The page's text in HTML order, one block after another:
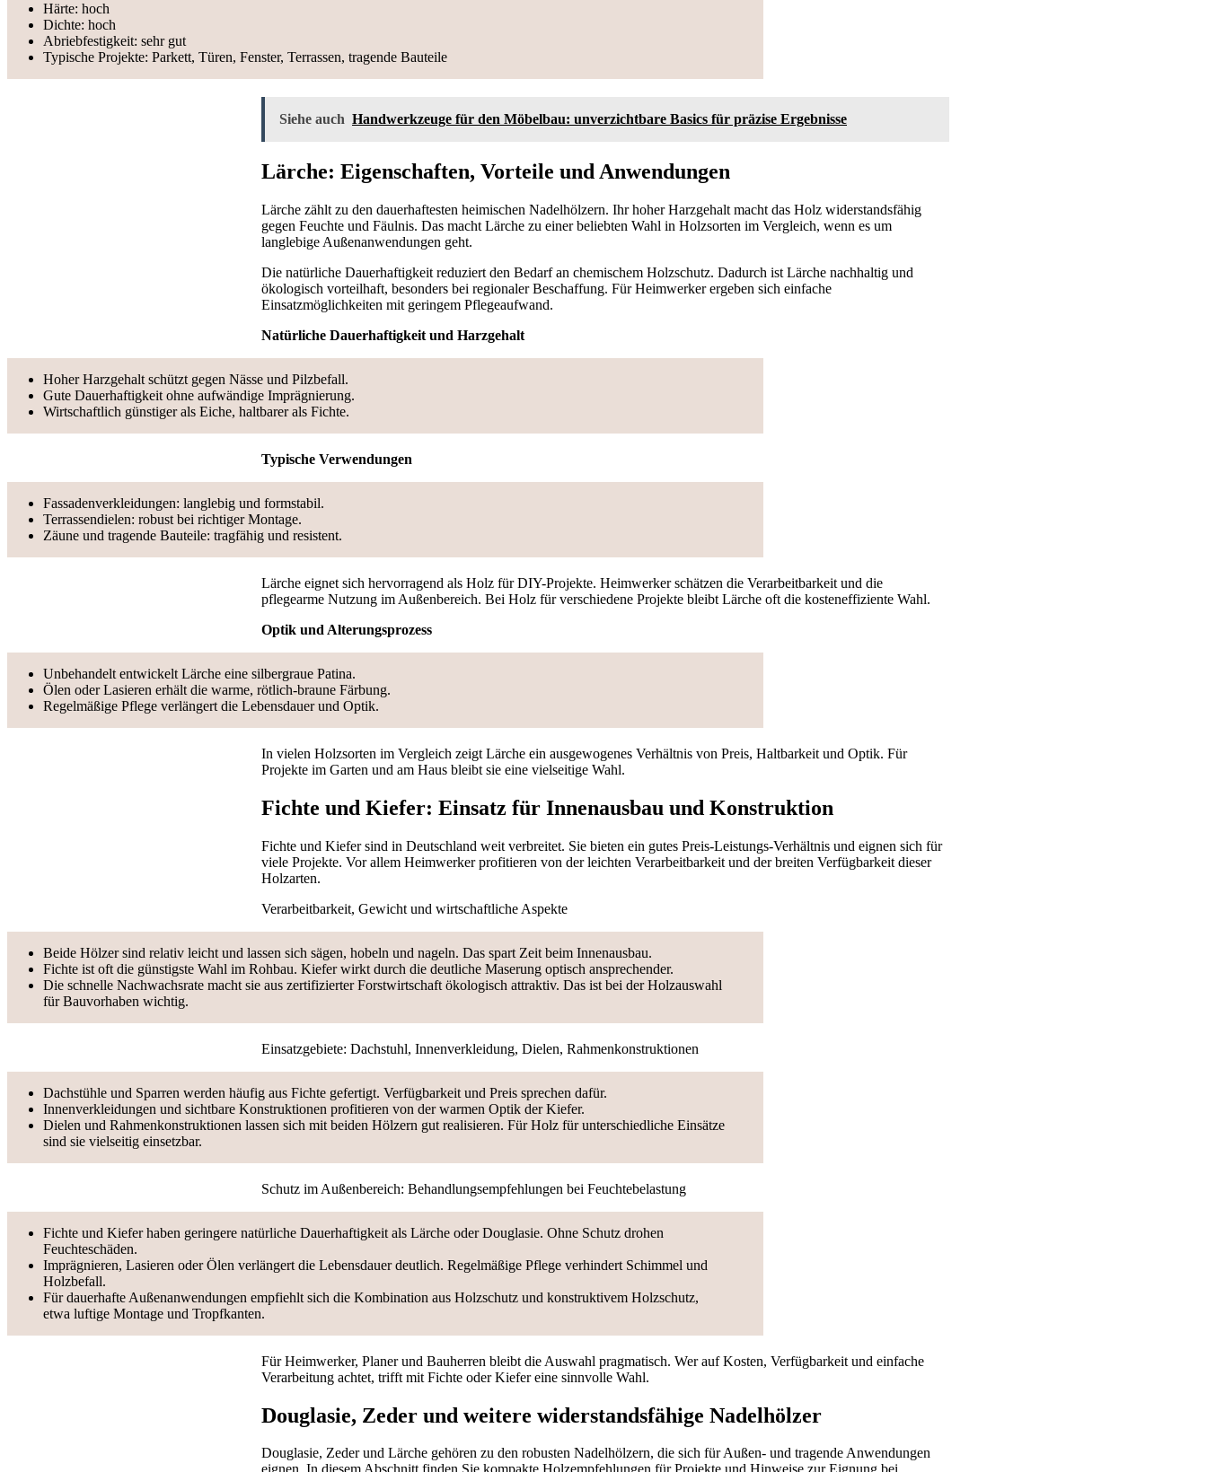
Härte: hoch
Dichte: hoch
Abriebfestigkeit: sehr gut
Typische Projekte: Parkett, Türen, Fenster, Terrassen, tragende Bauteile
Siehe auch Handwerkzeuge für den Möbelbau: unverzichtbare Basics für präzise Ergebnisse
Lärche: Eigenschaften, Vorteile und Anwendungen
Lärche zählt zu den dauerhaftesten heimischen Nadelhölzern. Ihr hoher Harzgehalt macht das Holz widerstandsfähig
gegen Feuchte und Fäulnis. Das macht Lärche zu einer beliebten Wahl in Holzsorten im Vergleich, wenn es um
langlebige Außenanwendungen geht.
Die natürliche Dauerhaftigkeit reduziert den Bedarf an chemischem Holzschutz. Dadurch ist Lärche nachhaltig und
ökologisch vorteilhaft, besonders bei regionaler Beschaffung. Für Heimwerker ergeben sich einfache
Einsatzmöglichkeiten mit geringem Pflegeaufwand.
Natürliche Dauerhaftigkeit und Harzgehalt
Hoher Harzgehalt schützt gegen Nässe und Pilzbefall.
Gute Dauerhaftigkeit ohne aufwändige Imprägnierung.
Wirtschaftlich günstiger als Eiche, haltbarer als Fichte.
Typische Verwendungen
Fassadenverkleidungen: langlebig und formstabil.
Terrassendielen: robust bei richtiger Montage.
Zäune und tragende Bauteile: tragfähig und resistent.
Lärche eignet sich hervorragend als Holz für DIY-Projekte. Heimwerker schätzen die Verarbeitbarkeit und die
pflegearme Nutzung im Außenbereich. Bei Holz für verschiedene Projekte bleibt Lärche oft die kosteneffiziente Wahl.
Optik und Alterungsprozess
Unbehandelt entwickelt Lärche eine silbergraue Patina.
Ölen oder Lasieren erhält die warme, rötlich-braune Färbung.
Regelmäßige Pflege verlängert die Lebensdauer und Optik.
In vielen Holzsorten im Vergleich zeigt Lärche ein ausgewogenes Verhältnis von Preis, Haltbarkeit und Optik. Für
Projekte im Garten und am Haus bleibt sie eine vielseitige Wahl.
Fichte und Kiefer: Einsatz für Innenausbau und Konstruktion
Fichte und Kiefer sind in Deutschland weit verbreitet. Sie bieten ein gutes Preis-Leistungs-Verhältnis und eignen sich für
viele Projekte. Vor allem Heimwerker profitieren von der leichten Verarbeitbarkeit und der breiten Verfügbarkeit dieser
Holzarten.
Verarbeitbarkeit, Gewicht und wirtschaftliche Aspekte
Beide Hölzer sind relativ leicht und lassen sich sägen, hobeln und nageln. Das spart Zeit beim Innenausbau.
Fichte ist oft die günstigste Wahl im Rohbau. Kiefer wirkt durch die deutliche Maserung optisch ansprechender.
Die schnelle Nachwachsrate macht sie aus zertifizierter Forstwirtschaft ökologisch attraktiv. Das ist bei der Holzauswahl
für Bauvorhaben wichtig.
Einsatzgebiete: Dachstuhl, Innenverkleidung, Dielen, Rahmenkonstruktionen
Dachstühle und Sparren werden häufig aus Fichte gefertigt. Verfügbarkeit und Preis sprechen dafür.
Innenverkleidungen und sichtbare Konstruktionen profitieren von der warmen Optik der Kiefer.
Dielen und Rahmenkonstruktionen lassen sich mit beiden Hölzern gut realisieren. Für Holz für unterschiedliche Einsätze
sind sie vielseitig einsetzbar.
Schutz im Außenbereich: Behandlungsempfehlungen bei Feuchtebelastung
Fichte und Kiefer haben geringere natürliche Dauerhaftigkeit als Lärche oder Douglasie. Ohne Schutz drohen
Feuchteschäden.
Imprägnieren, Lasieren oder Ölen verlängert die Lebensdauer deutlich. Regelmäßige Pflege verhindert Schimmel und
Holzbefall.
Für dauerhafte Außenanwendungen empfiehlt sich die Kombination aus Holzschutz und konstruktivem Holzschutz,
etwa luftige Montage und Tropfkanten.
Für Heimwerker, Planer und Bauherren bleibt die Auswahl pragmatisch. Wer auf Kosten, Verfügbarkeit und einfache
Verarbeitung achtet, trifft mit Fichte oder Kiefer eine sinnvolle Wahl.
Douglasie, Zeder und weitere widerstandsfähige Nadelhölzer
Douglasie, Zeder und Lärche gehören zu den robusten Nadelhölzern, die sich für Außen- und tragende Anwendungen